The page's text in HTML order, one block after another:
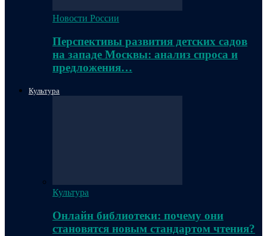
Новости России
Перспективы развития детских садов
на западе Москвы: анализ спроса и
предложения…
Культура
Культура
Онлайн библиотеки: почему они
становятся новым стандартом чтения?